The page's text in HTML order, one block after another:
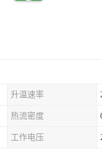
升温速率
热流密度
工作电压